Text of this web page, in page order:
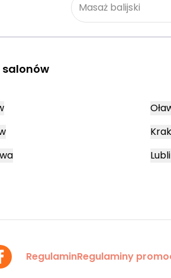
Masaż balijski
salonów
RegulaminRegulaminy